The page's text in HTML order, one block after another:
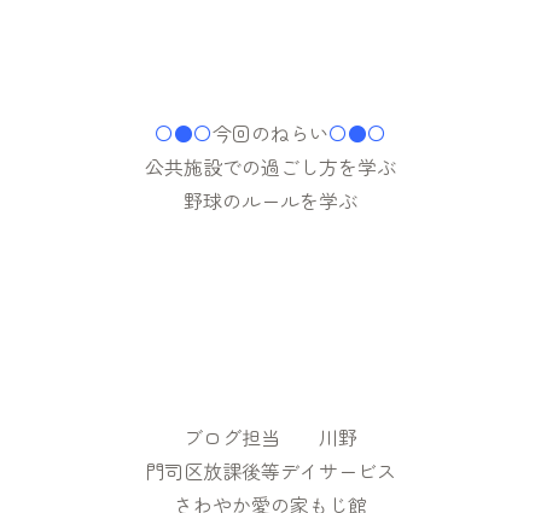
〇●〇今回のねらい〇●〇
公共施設での過ごし方を学ぶ
野球のルールを学ぶ
ブログ担当 川野
門司区放課後等デイサービス
さわやか愛の家もじ館